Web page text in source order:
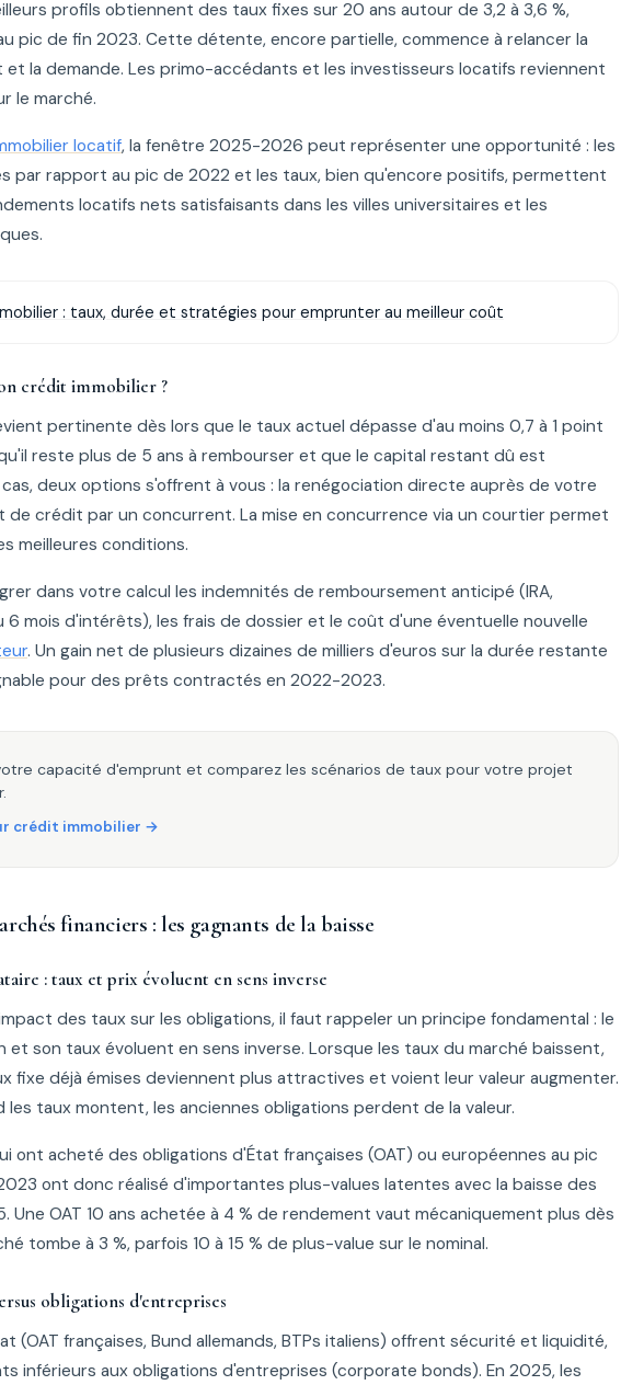
profils obtiennent des taux fixes sur 20 ans autour de 3,2 à 3,6 %,
pic de fin 2023. Cette détente, encore partielle, commence à relancer la
la demande. Les primo-accédants et les investisseurs locatifs reviennent
le marché.
locatif, la fenêtre 2025-2026 peut représenter une opportunité : les
par rapport au pic de 2022 et les taux, bien qu'encore positifs, permettent
locatifs nets satisfaisants dans les villes universitaires et les
: taux, durée et stratégies pour emprunter au meilleur coût
crédit immobilier ?
pertinente dès lors que le taux actuel dépasse d'au moins 0,7 à 1 point
reste plus de 5 ans à rembourser et que le capital restant dû est
deux options s'offrent à vous : la renégociation directe auprès de votre
de crédit par un concurrent. La mise en concurrence via un courtier permet
meilleures conditions.
dans votre calcul les indemnités de remboursement anticipé (IRA,
6 mois d'intérêts), les frais de dossier et le coût d'une éventuelle nouvelle
. Un gain net de plusieurs dizaines de milliers d'euros sur la durée restante
pour des prêts contractés en 2022-2023.
capacité d'emprunt et comparez les scénarios de taux pour votre projet
crédit immobilier
financiers : les gagnants de la baisse
: taux et prix évoluent en sens inverse
des taux sur les obligations, il faut rappeler un principe fondamental : le
et son taux évoluent en sens inverse. Lorsque les taux du marché baissent,
fixe déjà émises deviennent plus attractives et voient leur valeur augmenter.
les taux montent, les anciennes obligations perdent de la valeur.
ont acheté des obligations d'État françaises (OAT) ou européennes au pic
ont donc réalisé d'importantes plus-values latentes avec la baisse des
OAT 10 ans achetée à 4 % de rendement vaut mécaniquement plus dès
tombe à 3 %, parfois 10 à 15 % de plus-value sur le nominal.
obligations d'entreprises
(OAT françaises, Bund allemands, BTPs italiens) offrent sécurité et liquidité,
inférieurs aux obligations d'entreprises (corporate bonds). En 2025, les